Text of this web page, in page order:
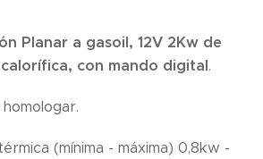
Planar a gasoil, 12V 2Kw de
con mando digital.
(mínima - máxima) 0,8kw -